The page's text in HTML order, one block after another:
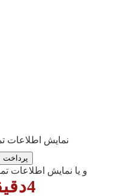
نمایش اطلاعات
پرداخت ۳۰ هزارتومان ماهانه
و یا نمایش اطلاعات
4دقیقه 51ثانیه